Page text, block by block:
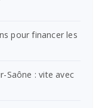
pour financer les
Saône : vite avec